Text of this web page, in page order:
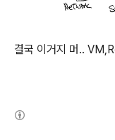
결국 이거지 머..